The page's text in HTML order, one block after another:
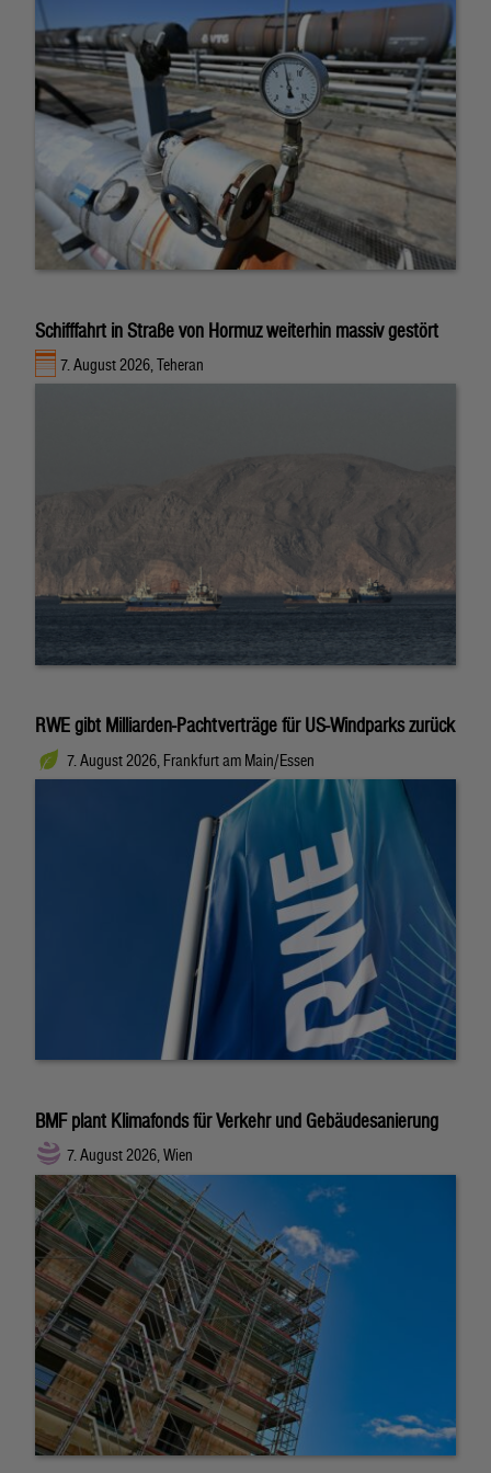
Schifffahrt in Straße von Hormuz weiterhin massiv gestört
7. August 2026, Teheran
RWE gibt Milliarden-Pachtverträge für US-Windparks zurück
7. August 2026, Frankfurt am Main/Essen
BMF plant Klimafonds für Verkehr und Gebäudesanierung
7. August 2026, Wien